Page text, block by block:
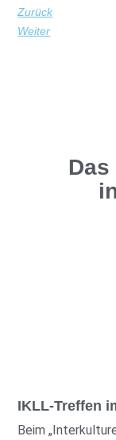
Zurück
Weiter
IKLL-Treffen
Beim